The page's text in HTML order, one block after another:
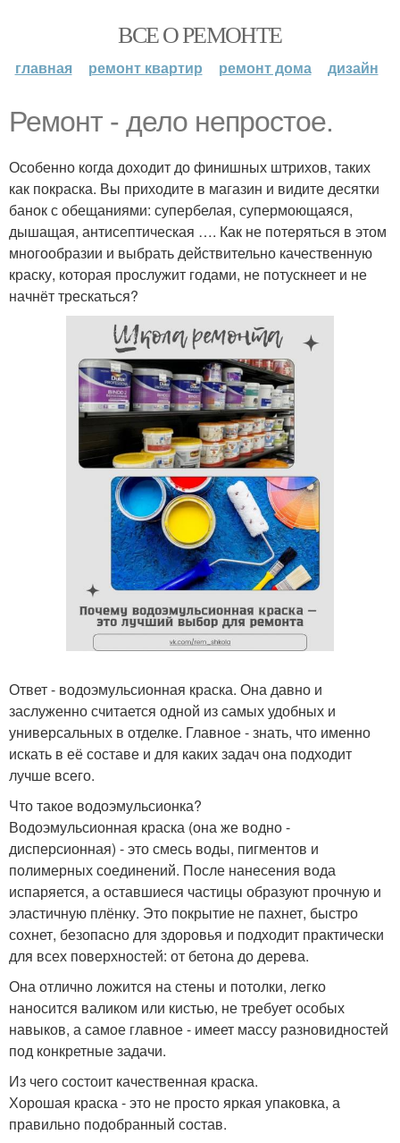
ВСЕ О РЕМОНТЕ
главная ремонт квартир ремонт дома дизайн
Ремонт - дело непростое.
Особенно когда доходит до финишных штрихов, таких
как покраска. Вы приходите в магазин и видите десятки
банок с обещаниями: супербелая, супермоющаяся,
дышащая, антисептическая …. Как не потеряться в этом
многообразии и выбрать действительно качественную
краску, которая прослужит годами, не потускнеет и не
начнёт трескаться?
Ответ - водоэмульсионная краска. Она давно и
заслуженно считается одной из самых удобных и
универсальных в отделке. Главное - знать, что именно
искать в её составе и для каких задач она подходит
лучше всего.
Что такое водоэмульсионка?
Водоэмульсионная краска (она же водно -
дисперсионная) - это смесь воды, пигментов и
полимерных соединений. После нанесения вода
испаряется, а оставшиеся частицы образуют прочную и
эластичную плёнку. Это покрытие не пахнет, быстро
сохнет, безопасно для здоровья и подходит практически
для всех поверхностей: от бетона до дерева.
Она отлично ложится на стены и потолки, легко
наносится валиком или кистью, не требует особых
навыков, а самое главное - имеет массу разновидностей
под конкретные задачи.
Из чего состоит качественная краска.
Хорошая краска - это не просто яркая упаковка, а
правильно подобранный состав.